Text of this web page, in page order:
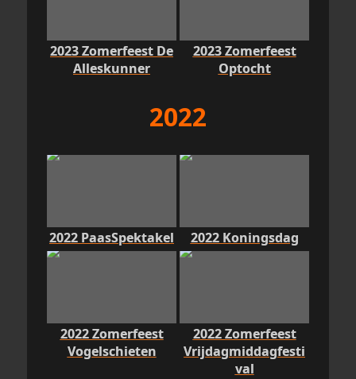
2023 Zomerfeest De
Alleskunner
2023 Zomerfeest
Optocht
2022
2022 PaasSpektakel 2022 Koningsdag
2022 Zomerfeest
Vogelschieten
2022 Zomerfeest
Vrijdagmiddagfesti
val